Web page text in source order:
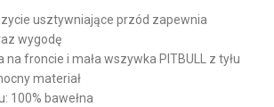
usztywniające przód zapewnia
wygodę
na froncie i mała wszywka PITBULL z tyłu
materiał
100% bawełna